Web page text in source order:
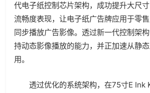
代电子纸控制芯片架构，成功提升大尺
流畅度表现，让电子纸广告牌应用于零
同步播放广告影像。透过新一代控制架
持动态影像播放的能力，并正加速从静
用。
透过优化的系统架构，在75寸E Ink